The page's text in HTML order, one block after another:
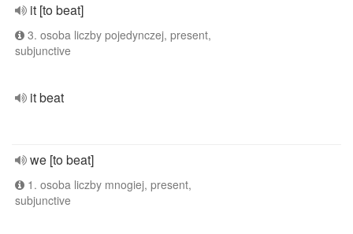
it [to beat]
3. osoba liczby pojedynczej, present,
subjunctive
it beat
we [to beat]
1. osoba liczby mnogiej, present,
subjunctive